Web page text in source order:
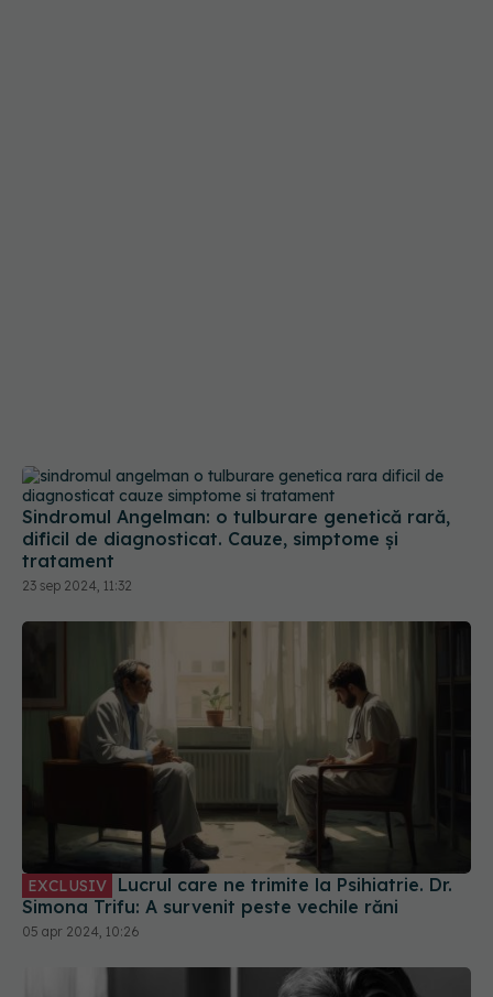
tratament
23 sep 2024, 11:32
Simona Trifu: A survenit peste vechile răni
05 apr 2024, 10:26